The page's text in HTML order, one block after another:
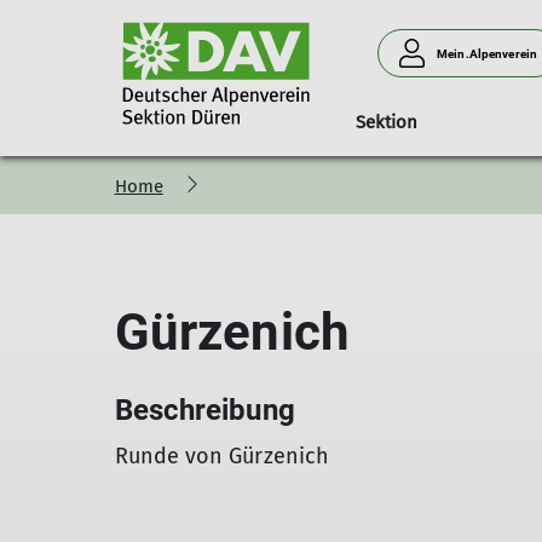
Mein.Alpenverein
Sektion
Sektion Impressum Datenschutz
Jugendklettergruppe
Home
Gürzenich
Beschreibung
Runde von Gürzenich